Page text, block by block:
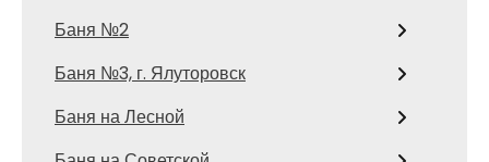
Баня №2
Баня №3, г. Ялуторовск
Баня на Лесной